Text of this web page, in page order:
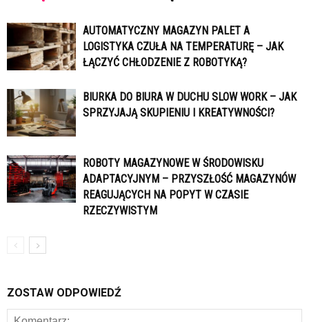
AUTOMATYCZNY MAGAZYN PALET A
LOGISTYKA CZUŁA NA TEMPERATURĘ – JAK
ŁĄCZYĆ CHŁODZENIE Z ROBOTYKĄ?
BIURKA DO BIURA W DUCHU SLOW WORK – JAK
SPRZYJAJĄ SKUPIENIU I KREATYWNOŚCI?
ROBOTY MAGAZYNOWE W ŚRODOWISKU
ADAPTACYJNYM – PRZYSZŁOŚĆ MAGAZYNÓW
REAGUJĄCYCH NA POPYT W CZASIE
RZECZYWISTYM
ZOSTAW ODPOWIEDŹ